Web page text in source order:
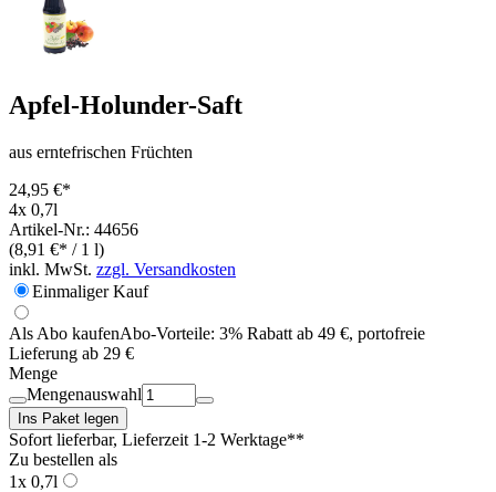
Apfel-Holunder-Saft
aus erntefrischen Früchten
24,95 €*
4x 0,7l
Artikel-Nr.: 44656
(8,91 €* / 1 l)
inkl. MwSt. zzgl. Versandkosten
Einmaliger Kauf
Als Abo kaufenAbo-Vorteile: 3% Rabatt ab 49 €, portofreie
Lieferung ab 29 €
Menge
Mengenauswahl
Ins Paket legen
Sofort lieferbar, Lieferzeit 1-2 Werktage**
Zu bestellen als
1x 0,7l